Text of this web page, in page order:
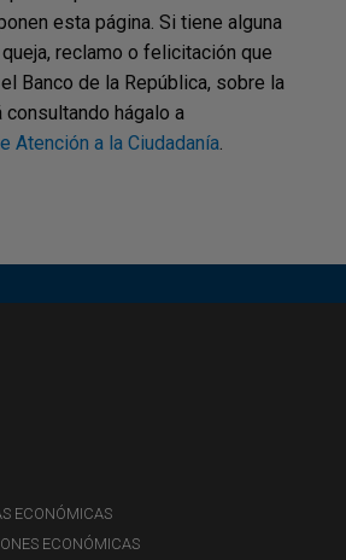
decir, el Banco de la República
con un instrumento altamente
sus objetivos. Sin embargo, y
la incertidumbre reduce
efectividad: por lo tanto,
el Banco de la Republica
fuerza para lograr el mismo
de si el Banco de la
en un ciclo de alza o de baja de la
esta página. Si tiene alguna
reclamo o felicitación que
Banco de la República, sobre la
hágalo a
Atención a la Ciudadanía
ECONÓMICAS
ECONÓMICAS